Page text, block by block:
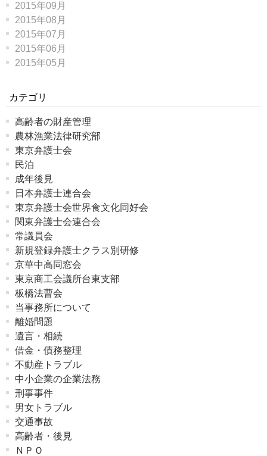
2015年09月
2015年08月
2015年07月
2015年06月
2015年05月
カテゴリ
高齢者の財産管理
農林漁業法律研究部
東京弁護士会
民泊
成年後見
日本弁護士連合会
東京弁護士会世界食文化同好会
関東弁護士会連合会
常議員会
新規登録弁護士クラス別研修
京華中高同窓会
東京商工会議所台東支部
板橋法曹会
当事務所について
離婚問題
遺言・相続
借金・債務整理
不動産トラブル
中小企業の企業法務
刑事事件
男女トラブル
交通事故
高齢者・後見
ＮＰＯ